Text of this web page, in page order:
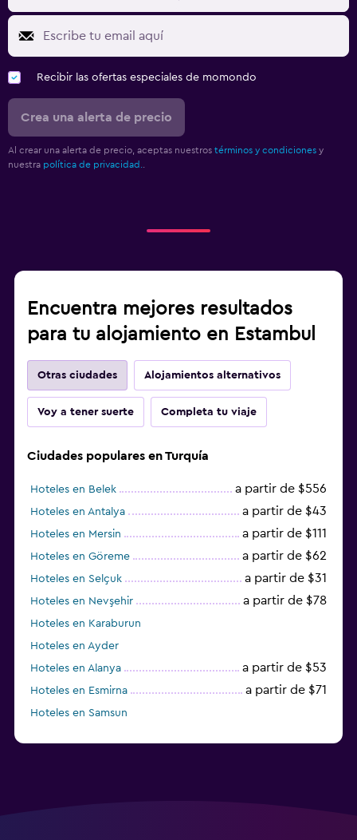
Recibir las ofertas especiales de momondo
Crea una alerta de precio
Al crear una alerta de precio, aceptas nuestros términos y condiciones y
nuestra política de privacidad.
Encuentra mejores resultados
para tu alojamiento en Estambul
Otras ciudades Alojamientos alternativos
Voy a tener suerte Completa tu viaje
Ciudades populares en Turquía
Hoteles en Belek a partir de $556
Hoteles en Antalya a partir de $43
Hoteles en Mersin a partir de $111
Hoteles en Göreme a partir de $62
Hoteles en Selçuk a partir de $31
Hoteles en Nevşehir a partir de $78
Hoteles en Karaburun
Hoteles en Ayder
Hoteles en Alanya
a partir de $53
Hoteles en Esmirna a partir de $71
Hoteles en Samsun